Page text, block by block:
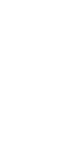
et celles
que
d’utilitaires